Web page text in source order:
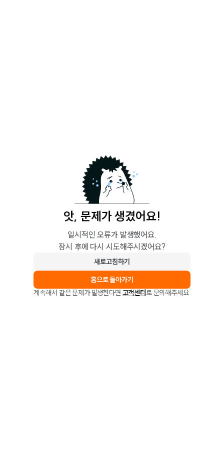
앗, 문제가 생겼어요!
일시적인 오류가 발생했어요.
잠시 후에 다시 시도해주시겠어요?
새로고침하기
홈으로 돌아가기
계속해서 같은 문제가 발생한다면 고객센터로 문의해주세요.